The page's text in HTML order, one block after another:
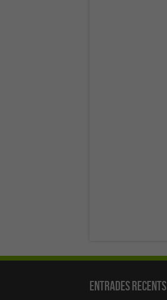
Entrades recents